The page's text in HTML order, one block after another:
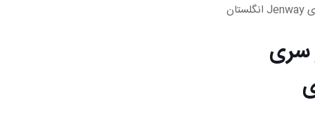
سری